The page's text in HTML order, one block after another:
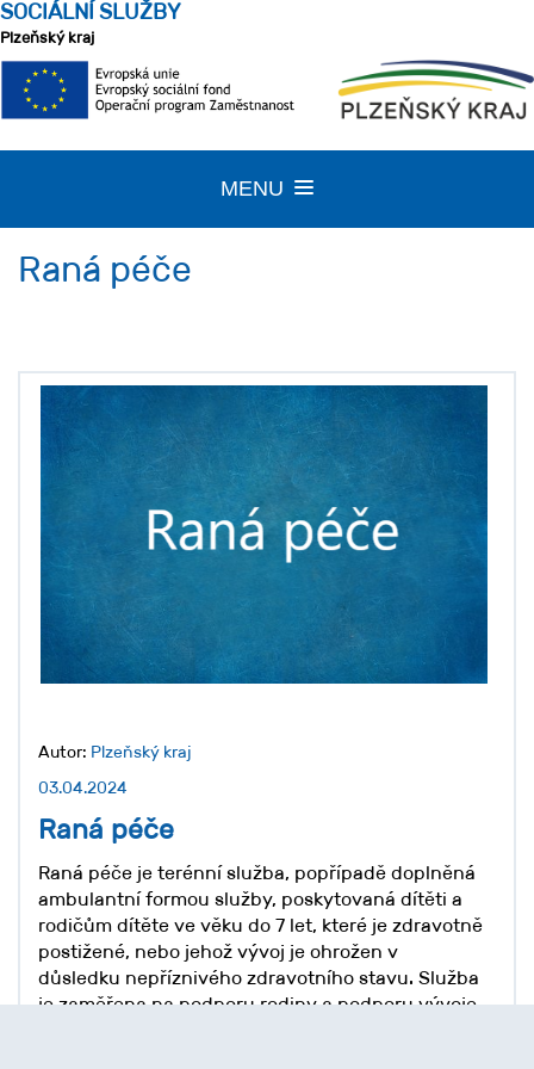
SOCIÁLNÍ SLUŽBY
Plzeňský kraj
MENU
TOGGLE
Raná péče
Autor: Plzeňský kraj
03.04.2024
Raná péče
Raná péče je terénní služba, popřípadě doplněná
ambulantní formou služby, poskytovaná dítěti a
rodičům dítěte ve věku do 7 let, které je zdravotně
postižené, nebo jehož vývoj je ohrožen v
důsledku nepříznivého zdravotního stavu. Služba
je zaměřena na podporu rodiny a podporu vývoje